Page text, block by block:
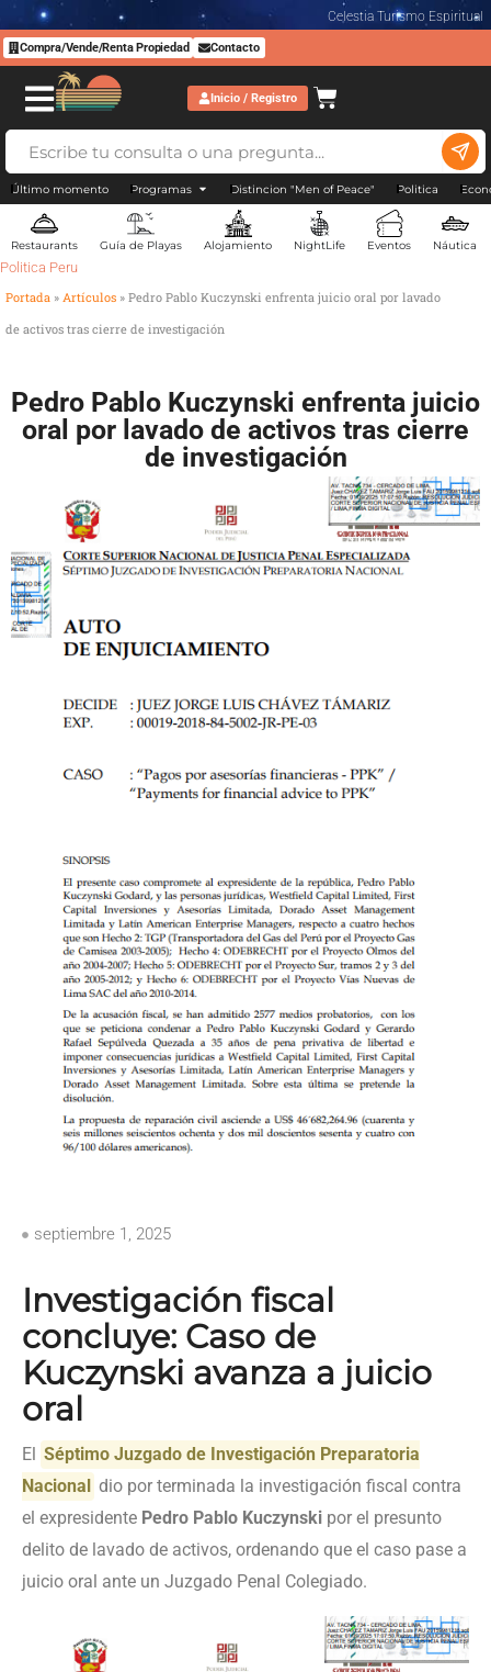
Celestia Turismo Espiritual
Compra/Vende/Renta Propiedad Contacto
Inicio / Registro
Último momento Programas Distincion "Men of Peace" Politica
Restaurants Guía de Playas Alojamiento NightLife Eventos Náutica
Politica Peru
Portada » Artículos » Pedro Pablo Kuczynski enfrenta juicio oral por lavado
de activos tras cierre de investigación
Pedro Pablo Kuczynski enfrenta juicio
oral por lavado de activos tras cierre
de investigación
septiembre 1, 2025
Investigación fiscal
concluye: Caso de
Kuczynski avanza a juicio
oral
El Séptimo Juzgado de Investigación Preparatoria
Nacional
dio por terminada la investigación fiscal contra
el expresidente Pedro Pablo Kuczynski por el presunto
delito de lavado de activos, ordenando que el caso pase a
juicio oral ante un Juzgado Penal Colegiado.